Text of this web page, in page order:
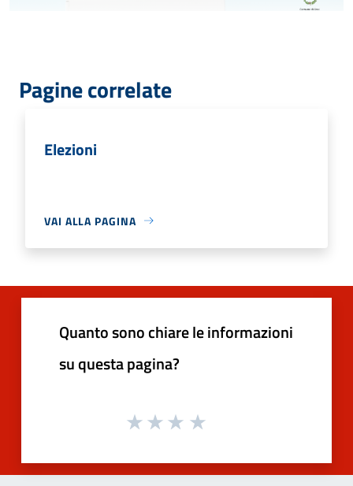
Pagine correlate
Elezioni
VAI ALLA PAGINA
Quanto sono chiare le informazioni
su questa pagina?